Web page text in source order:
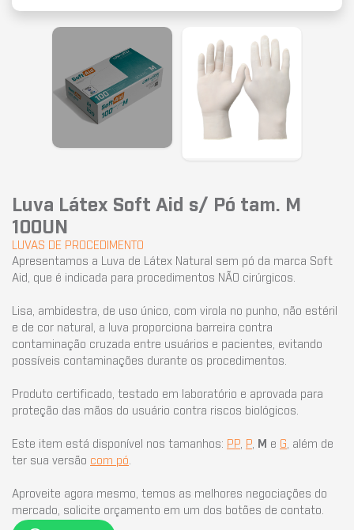
Luva Látex Soft Aid s/ Pó tam. M
100UN
LUVAS DE PROCEDIMENTO
Apresentamos a Luva de Látex Natural sem pó da marca Soft
Aid, que é indicada para procedimentos NÃO cirúrgicos.
Lisa, ambidestra, de uso único, com virola no punho, não estéril
e de cor natural, a luva proporciona barreira contra
contaminação cruzada entre usuários e pacientes, evitando
possíveis contaminações durante os procedimentos.
Produto certificado, testado em laboratório e aprovada para
proteção das mãos do usuário contra riscos biológicos.
Este item está disponível nos tamanhos: PP, P, M e G, além de
ter sua versão com pó.
Aproveite agora mesmo, temos as melhores negociações do
mercado, solicite orçamento em um dos botões de contato.